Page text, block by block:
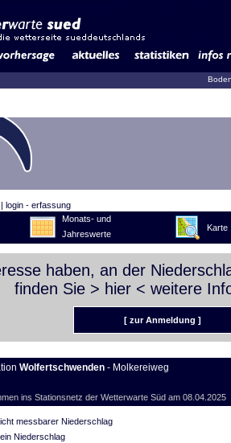
| login - erfassung
Monats- und
Jahreswerte
Karte
haben, an der
finden Sie > hier < weitere
[ zur Anmeldung ]
Wolfertschwenden - Molkereiweg
ins Stationsnetz der Wetterwarte Süd am 08.04.2025
messbarer Niederschlag
Niederschlag